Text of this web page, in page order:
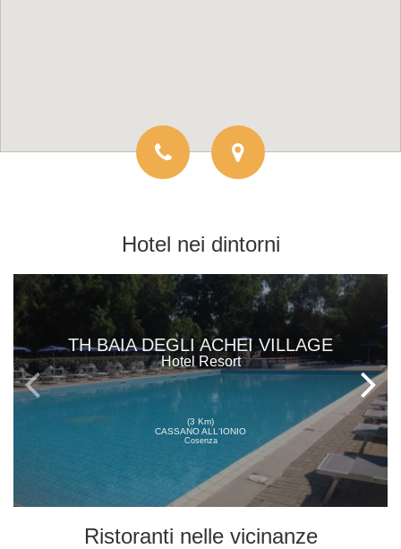
Hotel nei dintorni
TH BAIA DEGLI ACHEI VILLAGE
Hotel Resort
(3 Km)
CASSANO ALL'IONIO
Cosenza
Ristoranti nelle vicinanze